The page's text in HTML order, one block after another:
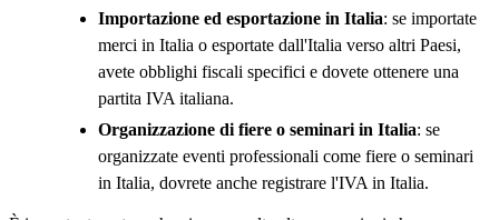
Importazione ed esportazione in Italia: se importate
merci in Italia o esportate dall'Italia verso altri Paesi,
avete obblighi fiscali specifici e dovete ottenere una
partita IVA italiana.
Organizzazione di fiere o seminari in Italia: se
organizzate eventi professionali come fiere o seminari
in Italia, dovrete anche registrare l'IVA in Italia.